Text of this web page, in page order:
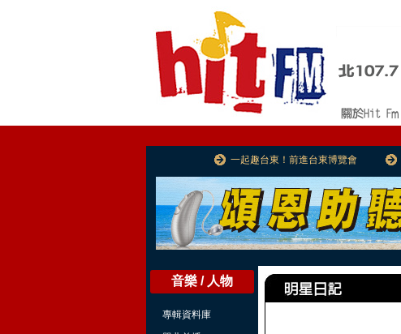
一起趣台東！前進台東博覽會
音樂 / 人物
專輯資料庫